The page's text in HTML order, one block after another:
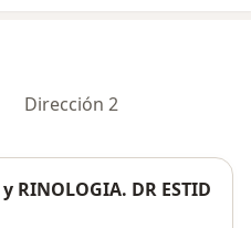
Dirección 2
RINOLOGIA. DR ESTID